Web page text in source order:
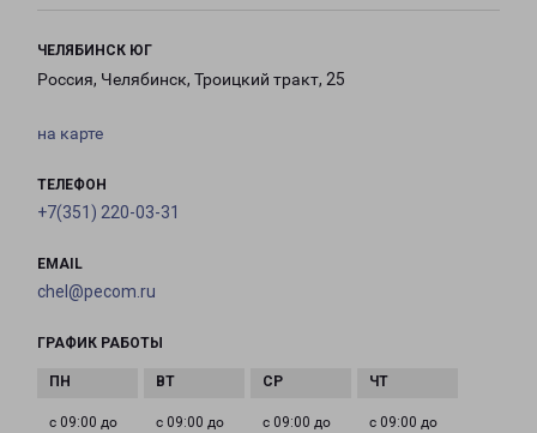
ЧЕЛЯБИНСК ЮГ
Россия, Челябинск, Троицкий тракт, 25
на карте
ТЕЛЕФОН
+7(351) 220-03-31
EMAIL
chel@pecom.ru
ГРАФИК РАБОТЫ
с 09:00 до
с 09:00 до
с 09:00 до
с 09:00 до